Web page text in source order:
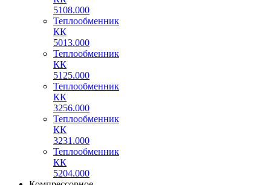
5108.000
Теплообменник
КК
5013.000
Теплообменник
КК
5125.000
Теплообменник
КК
3256.000
Теплообменник
КК
3231.000
Теплообменник
КК
5204.000